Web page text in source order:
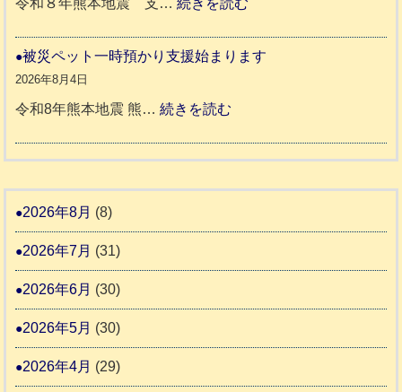
市
氷
城
市
市
ッ
さ
ト
人
記
4
和
被災ペット一時預かり支援始まります
2026年8月4日
令和8年熊本地震 熊…続きを読む
災
ト
預
支
2026年8月 (8)
2026年7月 (31)
2026年6月 (30)
2026年5月 (30)
2026年4月 (29)